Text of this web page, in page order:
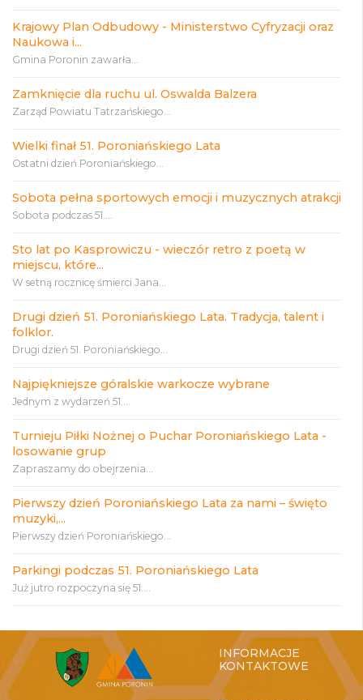
Krajowy Plan Odbudowy - Ministerstwo Cyfryzacji oraz
Naukowa i...
Gmina Poronin zawarła...
Zamknięcie dla ruchu ul. Oswalda Balzera
Zarząd Powiatu Tatrzańskiego...
Wielki finał 51. Poroniańskiego Lata
Ostatni dzień Poroniańskiego...
Sobota pełna sportowych emocji i muzycznych atrakcji
Sobota podczas 51....
Sto lat po Kasprowiczu - wieczór retro z poetą w
miejscu, które...
W setną rocznicę śmierci Jana...
Drugi dzień 51. Poroniańskiego Lata. Tradycja, talent i
folklor.
Drugi dzień 51. Poroniańskiego...
Najpiękniejsze góralskie warkocze wybrane
Jednym z wydarzeń 51....
Turnieju Piłki Nożnej o Puchar Poroniańskiego Lata -
losowanie grup
Zapraszamy do obejrzenia...
Pierwszy dzień Poroniańskiego Lata za nami – święto
muzyki,...
Pierwszy dzień Poroniańskiego...
Parkingi podczas 51. Poroniańskiego Lata
Już jutro rozpoczyna się 51....
INFORMACJE
KONTAKTOWE